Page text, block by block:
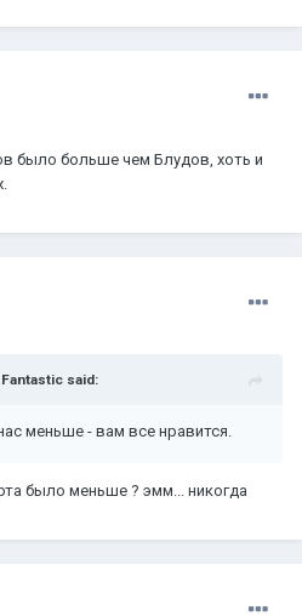
было больше чем Блудов, хоть и
Fantastic said:
меньше - вам все нравится.
было меньше ? эмм... никогда